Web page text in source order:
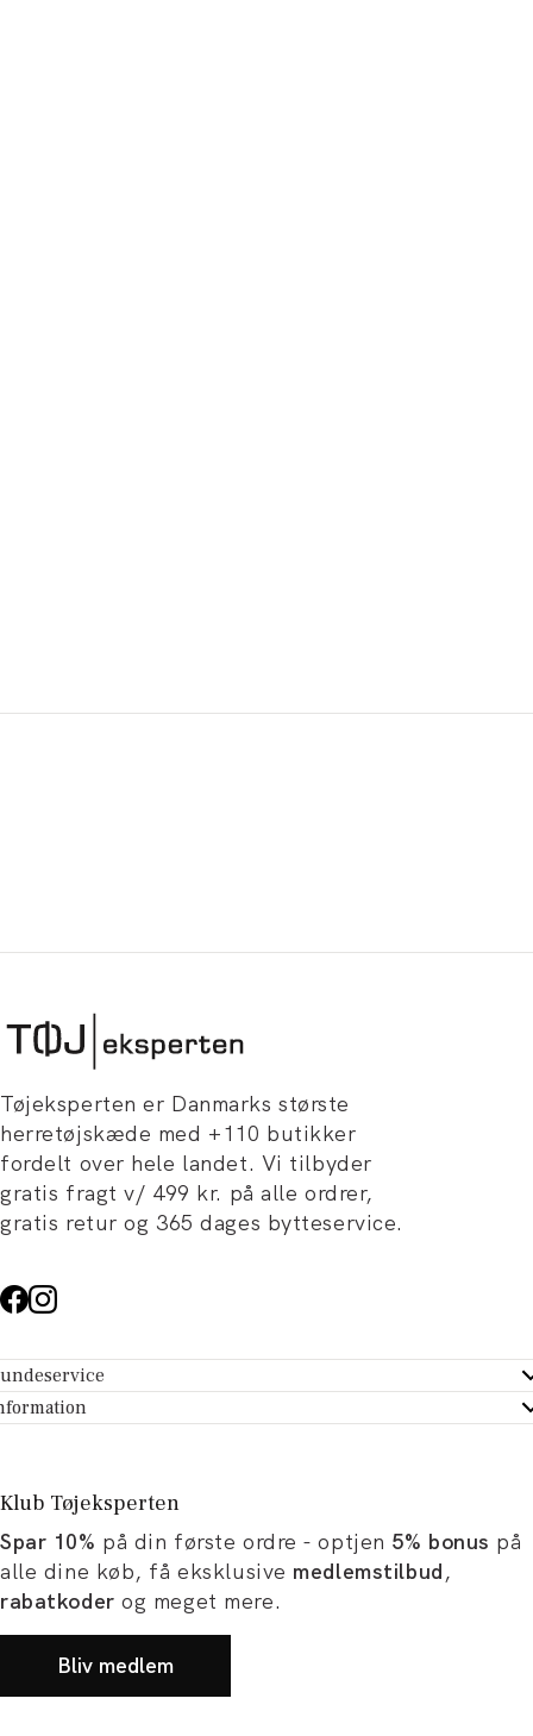
Tøjeksperten er Danmarks største
herretøjskæde med +110 butikker
fordelt over hele landet. Vi tilbyder
gratis fragt v/ 499 kr. på alle ordrer,
gratis retur og 365 dages bytteservice.
- Hjælpecenter
dit køb
Tøjeksperten
og artikler
og karriere
Klub Tøjeksperten
Spar 10% på din første ordre - optjen 5% bonus på
alle dine køb, få eksklusive medlemstilbud,
rabatkoder og meget mere.
Bliv medlem